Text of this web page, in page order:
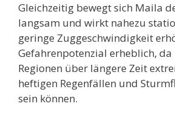
Gleichzeitig bewegt sich Maila
langsam und wirkt nahezu
geringe Zuggeschwindigkeit
Gefahrenpotenzial erheblich,
Regionen über längere Zeit
heftigen Regenfällen und
sein können.